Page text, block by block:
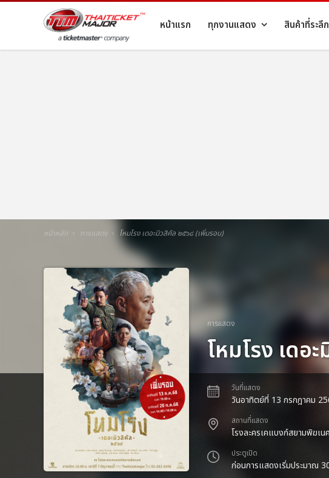
หน้าแรก ทุกงานแสดง สินค้าที่ระลึก
หน้าหลัก การแสดง โหมโรง เดอะมิวสิคัล ๒๕๖๘ (เพิ่มรอบ)
การแสดง
โหมโรง เดอ
วันที่แสดง
วันอาทิตย์ที่ 13 กรกฎาคม
สถานที่แสดง
โรงละครเคแบงก์สยามพิฆเ
ประตูเปิด
ก่อนการแสดงเริ่มประมาณ